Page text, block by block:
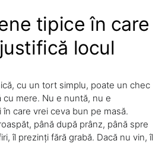
tipice în care
locul
cu un tort simplu, poate un chec
mere. Nu e nuntă, nu e
care vrei ceva bun pe masă.
până după prânz, până spre
îl prezinți fără grabă. Dacă nu vin, îl